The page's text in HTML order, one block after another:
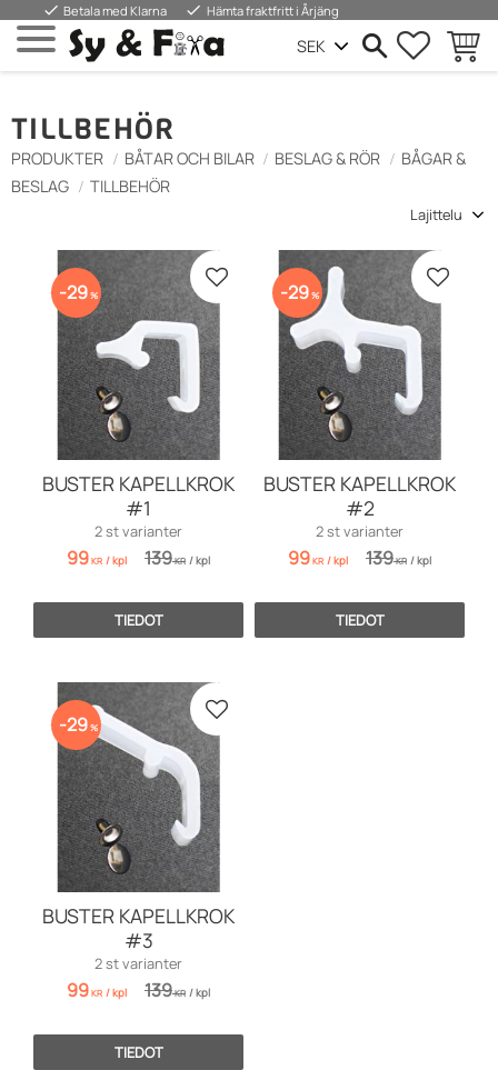
Valikko
done Betala med Klarna done Hämta fraktfritt i Årjäng
SUOSIKIT
TILLBEHÖR
PRODUKTER BÅTAR OCH BILAR BESLAG & RÖR
BÅGAR &
BESLAG
TILLBEHÖR
Valitse lajittelutapa
BUSTER KAPELLKROK
#1
2 st varianter
99KR /kpl 139KR /kpl
29% Lisää suosikiksi
TIEDOT
BUSTER KAPELLKROK
#2
2 st varianter
99KR /kpl 139KR /kpl
29% Lisää
TIEDOT
BUSTER KAPELLKROK
#3
2 st varianter
99KR /kpl 139KR /kpl
29% Lisää suosikiksi
TIEDOT